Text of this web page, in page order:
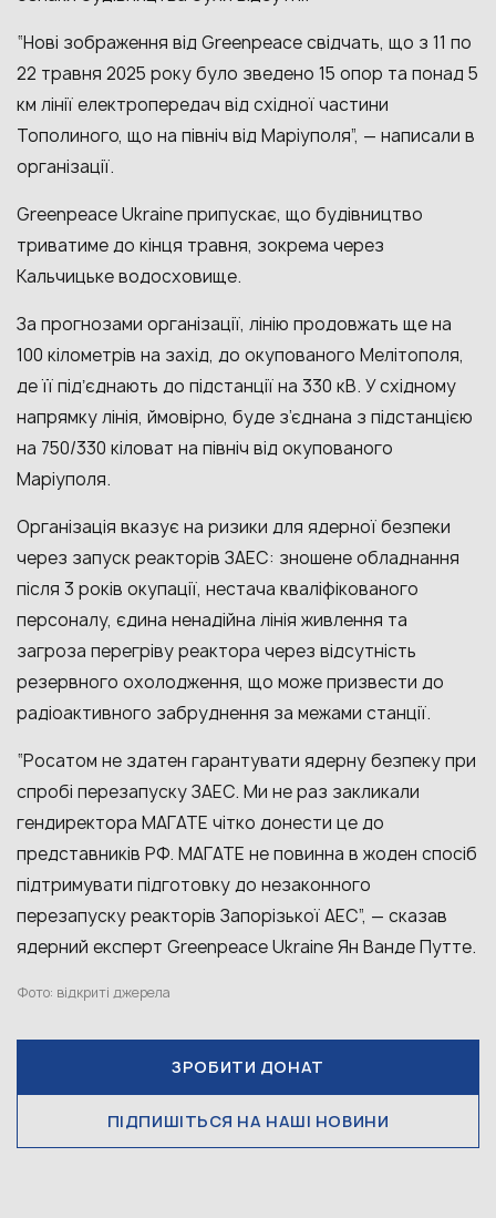
“Нові зображення від Greenpeace свідчать, що з 11 по
22 травня 2025 року було зведено 15 опор та понад 5
км лінії електропередач від східної частини
Тополиного, що на північ від Маріуполя”, — написали в
організації.
Greenpeace Ukraine припускає, що будівництво
триватиме до кінця травня, зокрема через
Кальчицьке водосховище.
За прогнозами організації, лінію продовжать ще на
100 кілометрів на захід, до окупованого Мелітополя,
де її підʼєднають до підстанції на 330 кВ. У східному
напрямку лінія, ймовірно, буде з’єднана з підстанцією
на 750/330 кіловат на північ від окупованого
Маріуполя.
Організація вказує на ризики для ядерної безпеки
через запуск реакторів ЗАЕС: зношене обладнання
після 3 років окупації, нестача кваліфікованого
персоналу, єдина ненадійна лінія живлення та
загроза перегріву реактора через відсутність
резервного охолодження, що може призвести до
радіоактивного забруднення за межами станції.
“Росатом не здатен гарантувати ядерну безпеку при
спробі перезапуску ЗАЕС. Ми не раз закликали
гендиректора МАГАТЕ чітко донести це до
представників РФ. МАГАТЕ не повинна в жоден спосіб
підтримувати підготовку до незаконного
перезапуску реакторів Запорізької АЕС”, — сказав
ядерний експерт Greenpeace Ukraine Ян Ванде Путте.
Фото: відкриті джерела
ЗРОБИТИ ДОНАТ
ПІДПИШІТЬСЯ НА НАШІ НОВИНИ